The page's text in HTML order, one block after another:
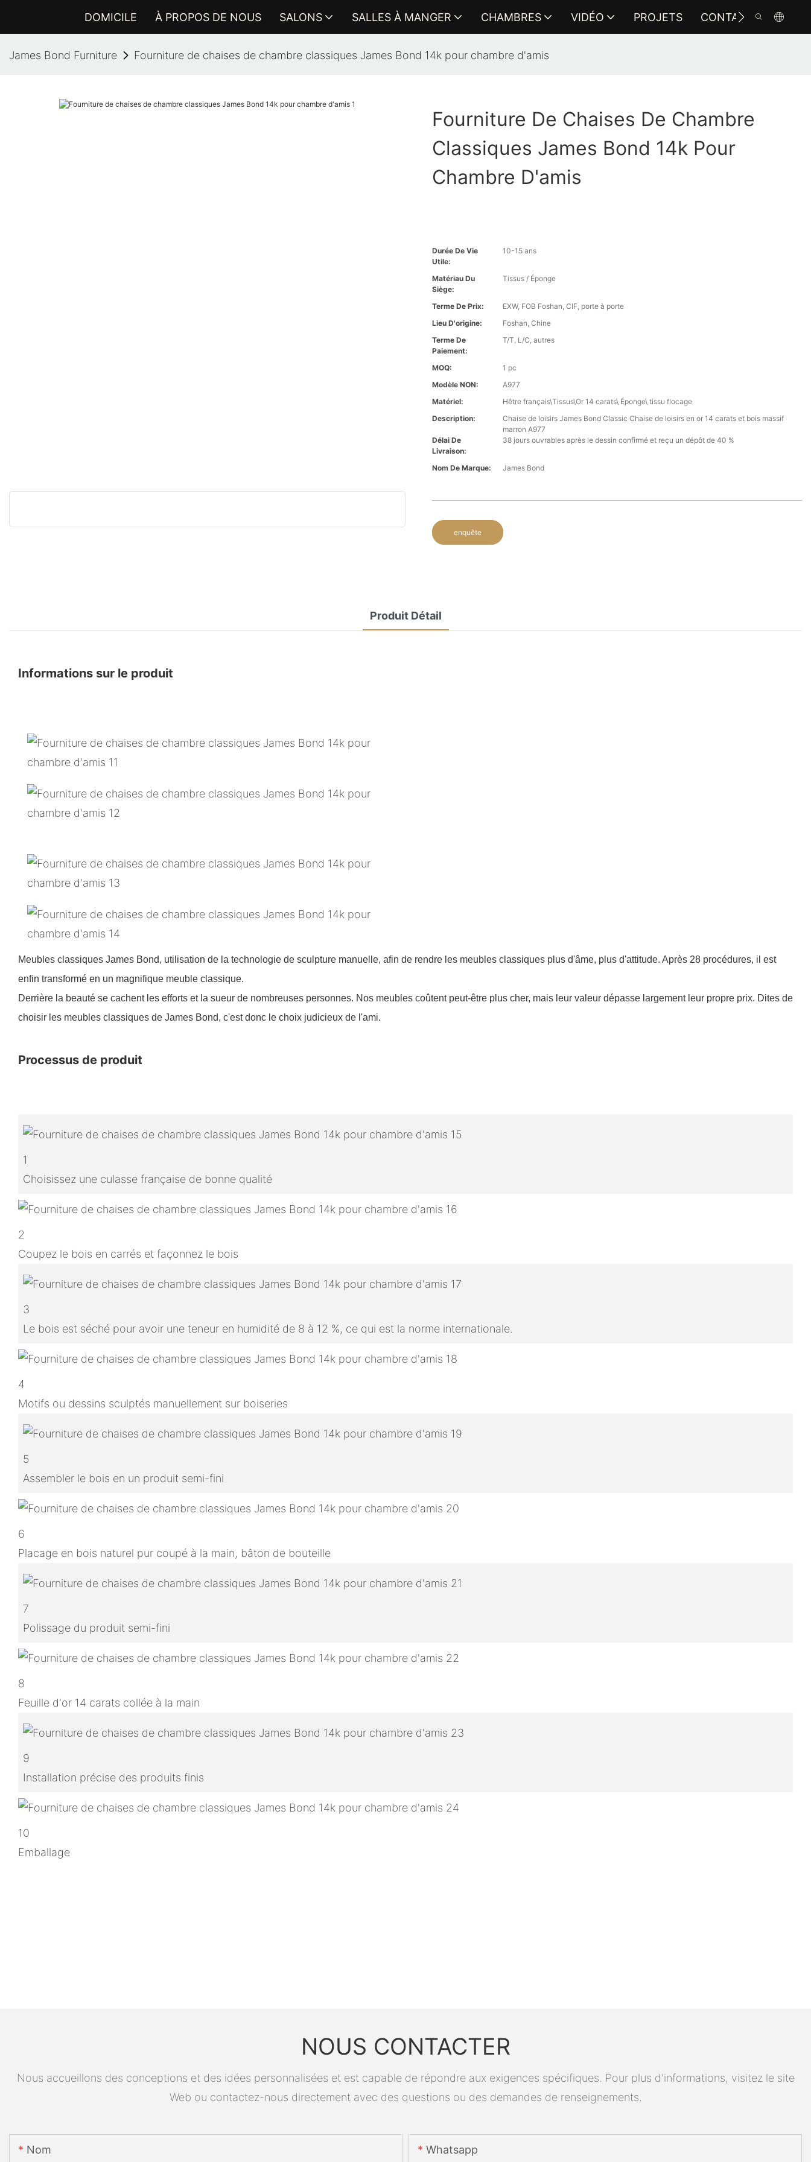
DOMICILE À PROPOS DE NOUS SALONS SALLES À MANGER CHAMBRES VIDÉO PROJETS CONTACTEZ-NOUS
James Bond Furniture Fourniture de chaises de chambre classiques James Bond 14k pour chambre d'amis
Fourniture De Chaises De Chambre
Classiques James Bond 14k Pour
Chambre D'amis
Durée De Vie
Utile:
10-15 ans
Matériau Du
Siège:
Tissus / Éponge
Terme De Prix:
EXW, FOB Foshan, CIF, porte à porte
Lieu D'origine:
Foshan, Chine
Terme De
Paiement:
T/T, L/C, autres
MOQ:
1 pc
Modèle NON:
A977
Matériel:
Hêtre français\Tissus\Or 14 carats\ Éponge\ tissu flocage
Description:
Chaise de loisirs James Bond Classic Chaise de loisirs en or 14 carats et bois massif
marron A977
Délai De
Livraison:
38 jours ouvrables après le dessin confirmé et reçu un dépôt de 40 %
Nom De Marque: James Bond
enquête
Produit Détail
Informations sur le produit
Meubles classiques James Bond, utilisation de la technologie de sculpture manuelle, afin de rendre les meubles classiques plus d'âme, plus d'attitude. Après 28 procédures, il est
enfin transformé en un magnifique meuble classique.
Derrière la beauté se cachent les efforts et la sueur de nombreuses personnes. Nos meubles coûtent peut-être plus cher, mais leur valeur dépasse largement leur propre prix. Dites de
choisir les meubles classiques de James Bond, c'est donc le choix judicieux de l'ami.
Processus de produit
1
Choisissez une culasse française de bonne qualité
2
Coupez le bois en carrés et façonnez le bois
3
Le bois est séché pour avoir une teneur en humidité de 8 à 12 %, ce qui est la norme internationale.
4
Motifs ou dessins sculptés manuellement sur boiseries
5
Assembler le bois en un produit semi-fini
6
Placage en bois naturel pur coupé à la main, bâton de bouteille
7
Polissage du produit semi-fini
8
Feuille d'or 14 carats collée à la main
9
Installation précise des produits finis
10
Emballage
NOUS CONTACTER
Nous accueillons des conceptions et des idées personnalisées et est capable de répondre aux exigences spécifiques. Pour plus d'informations, visitez le site
Web ou contactez-nous directement avec des questions ou des demandes de renseignements.
Nom Whatsapp